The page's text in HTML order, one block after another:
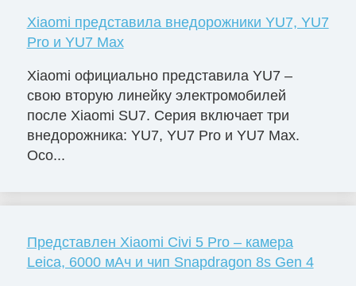
Xiaomi представила внедорожники YU7, YU7
Pro и YU7 Max
Xiaomi официально представила YU7 –
свою вторую линейку электромобилей
после Xiaomi SU7. Серия включает три
внедорожника: YU7, YU7 Pro и YU7 Max.
Осо...
Представлен Xiaomi Civi 5 Pro – камера
Leica, 6000 мАч и чип Snapdragon 8s Gen 4